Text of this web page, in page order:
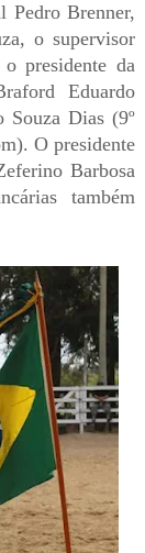
Pedro Brenner,
o supervisor
presidente da
Eduardo
Souza Dias (9º
O presidente
Barbosa
também